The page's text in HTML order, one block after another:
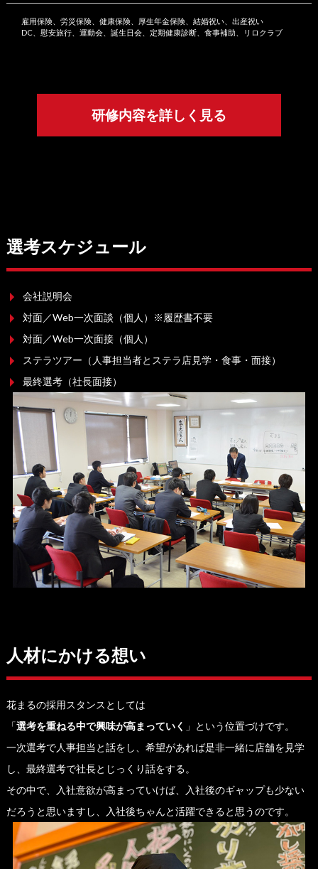
雇用保険、労災保険、健康保険、厚生年金保険、結婚祝い、出産祝い
DC、慰安旅行、運動会、誕生日会、定期健康診断、食事補助、リロクラブ
研修内容を詳しく見る
選考スケジュール
会社説明会
対面／Web一次面談（個人）※履歴書不要
対面／Web一次面接（個人）
ステラツアー（人事担当者とステラ店見学・食事・面接）
最終選考（社長面接）
人材にかける想い
花まるの採用スタンスとしては
「選考を重ねる中で興味が高まっていく 」という位置づけです。
一次選考で人事担当と話をし、希望があれば是非一緒に店舗を見学
し、最終選考で社長とじっくり話をする。
その中で、入社意欲が高まっていけば、入社後のギャップも少ない
だろうと思いますし、入社後ちゃんと活躍できると思うのです。